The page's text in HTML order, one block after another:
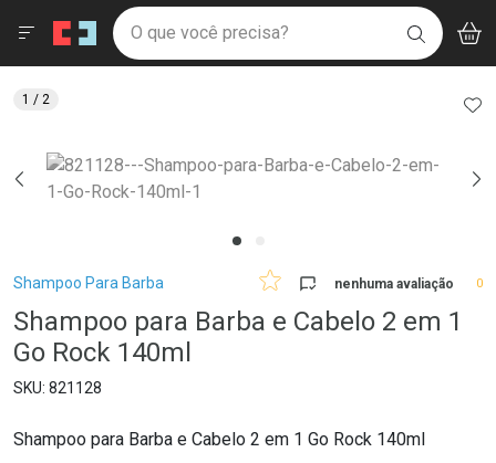
Drogaria São Paulo
Ir direto para a home
pela página
Ir direto para o conteúdo
Ir direto para a busca
Ir direto para a conta
Ir direto para a notificações
Ir direto para o carrinho
Ir direto para o menu
Faça a sua busca
O que você precisa? BUSCAR
Menu
Breadcrumb
Shampoo Para Barba nenhuma avaliação 0
Shampoo para Barba e Cabelo 2 em 1
Go Rock 140ml
821128
Shampoo para Barba e Cabelo 2 em 1 Go Rock 140ml
1 / 2